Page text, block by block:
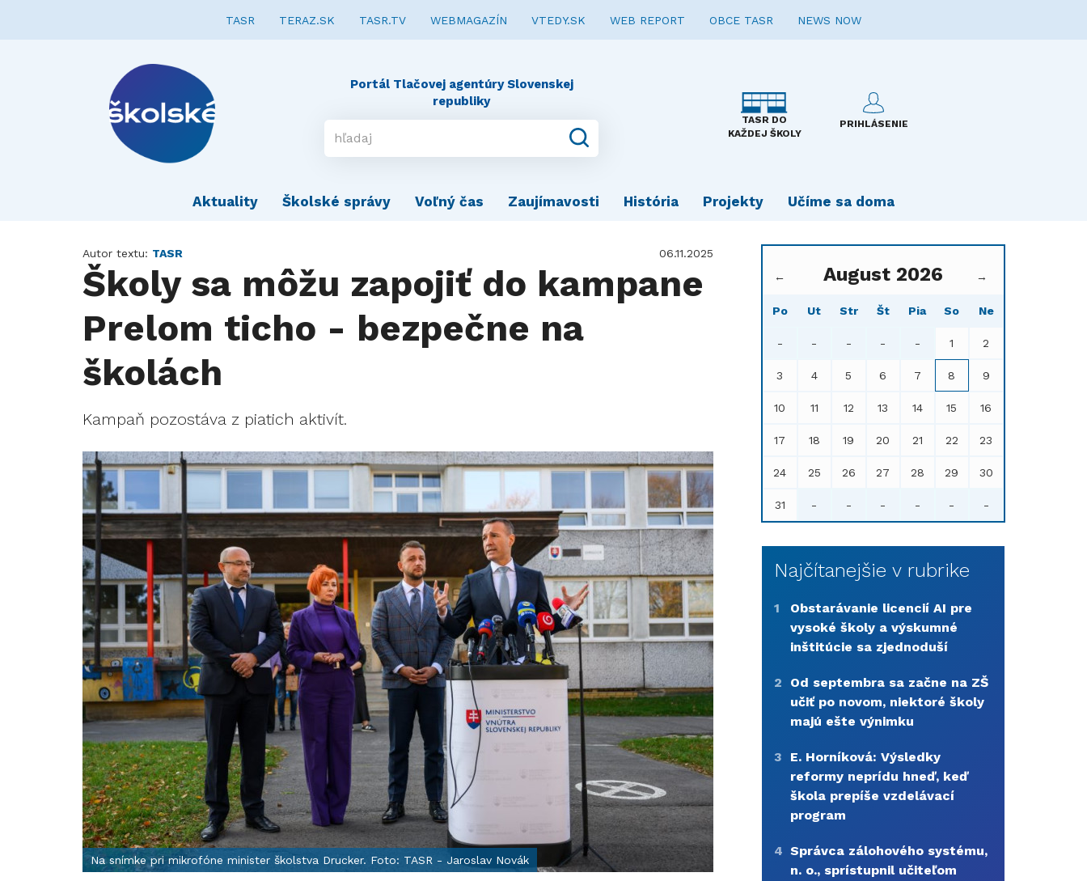
TASR TERAZ.SK TASR.TV WEBMAGAZÍN VTEDY.SK WEB REPORT OBCE TASR NEWS NOW
Portál Tlačovej agentúry Slovenskej
republiky
TASR DO
KAŽDEJ ŠKOLY
PRIHLÁSENIE
Aktuality Školské správy Voľný čas Zaujímavosti História Projekty Učíme sa doma
Autor textu: TASR 06.11.2025
Školy sa môžu zapojiť do kampane
Prelom ticho - bezpečne na
školách
Kampaň pozostáva z piatich aktivít.
Na snímke pri mikrofóne minister školstva Drucker. Foto: TASR - Jaroslav Novák
← August 2026 →
Po Ut Str Št Pia So Ne
- - - - - 1 2
3 4 5 6 7 8 9
10 11 12 13 14 15 16
17 18 19 20 21 22 23
24 25 26 27 28 29 30
31 - - - - - -
Najčítanejšie v rubrike
1
Obstarávanie licencií AI pre
vysoké školy a výskumné
inštitúcie sa zjednoduší
2
Od septembra sa začne na ZŠ
učiť po novom, niektoré školy
majú ešte výnimku
3
E. Horníková: Výsledky
reformy neprídu hneď, keď
škola prepíše vzdelávací
program
4 Správca zálohového systému,
n. o., sprístupnil učiteľom